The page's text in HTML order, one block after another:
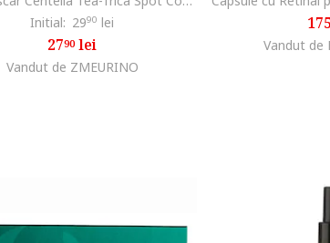
Initial: 2990 lei
2790lei
Vandut de ZMEURINO
175
Vandut de